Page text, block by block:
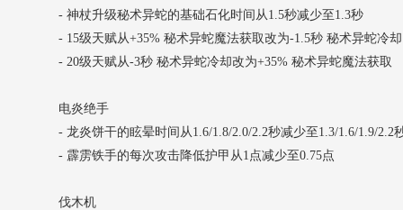
- 神杖升级秘术异蛇的基础石化时间从1.5秒减少至1.3秒
- 15级天赋从+35% 秘术异蛇魔法获取改为-1.5秒 秘术异蛇冷却
- 20级天赋从-3秒 秘术异蛇冷却改为+35% 秘术异蛇魔法获取
电炎绝手
- 龙炎饼干的眩晕时间从1.6/1.8/2.0/2.2秒减少至1.3/1.6/1.9/2.2
- 霹雳铁手的每次攻击降低护甲从1点减少至0.75点
伐木机